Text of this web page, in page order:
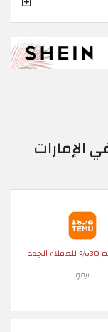
الإمارات
تيمو